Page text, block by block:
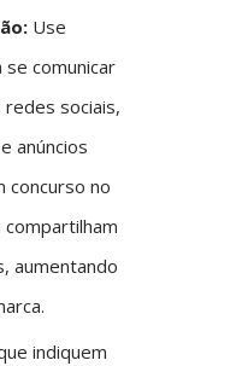
Use
comunicar
redes sociais,
anúncios
concurso no
aumentando
indiquem